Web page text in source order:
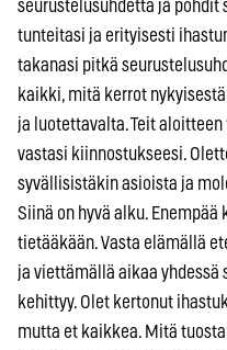
seurustelusuhdetta ja
tunteitasi ja erityisesti
takanasi pitkä
kaikki, mitä kerrot
ja luotettavalta. Teit
vastasi kiinnostukseesi.
syvällisistäkin asioista ja
Siinä on hyvä alku. Enempää
tietääkään. Vasta elämällä
ja viettämällä aikaa yhdessä
kehittyy. Olet kertonut
mutta et kaikkea. Mitä